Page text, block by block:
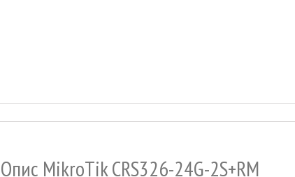
Опис MikroTik CRS326-24G-2S+RM